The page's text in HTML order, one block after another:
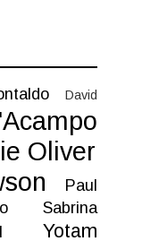
David
Oliver
Paul
Sabrina
Yotam